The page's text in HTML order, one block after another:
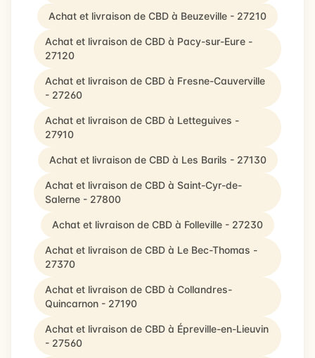
Achat et livraison de CBD à Beuzeville - 27210
Achat et livraison de CBD à Pacy-sur-Eure -
27120
Achat et livraison de CBD à Fresne-Cauverville
- 27260
Achat et livraison de CBD à Letteguives -
27910
Achat et livraison de CBD à Les Barils - 27130
Achat et livraison de CBD à Saint-Cyr-de-
Salerne - 27800
Achat et livraison de CBD à Folleville - 27230
Achat et livraison de CBD à Le Bec-Thomas -
27370
Achat et livraison de CBD à Collandres-
Quincarnon - 27190
Achat et livraison de CBD à Épreville-en-Lieuvin
- 27560